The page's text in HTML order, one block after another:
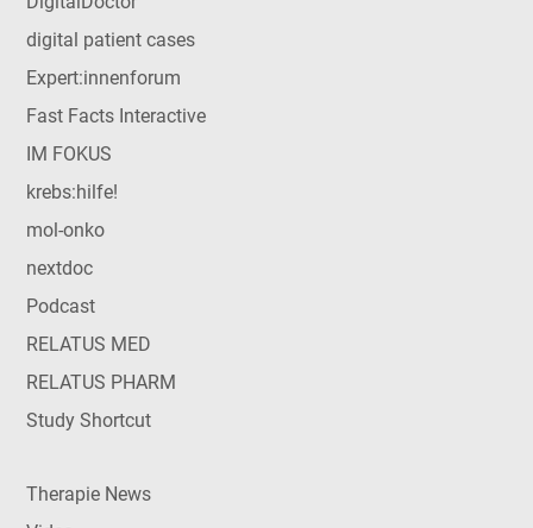
digital patient cases
Expert:innenforum
Fast Facts Interactive
IM FOKUS
krebs:hilfe!
mol-onko
nextdoc
Podcast
RELATUS MED
RELATUS PHARM
Study Shortcut
Therapie News